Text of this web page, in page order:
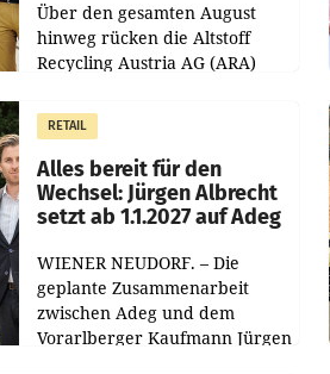
Über den gesamten August
hinweg rücken die Altstoff
Recycling Austria AG (ARA)
Müller die Initiative „Kreislauf-
Helden“ in allen
österreichischen Müller-Filialen
RETAIL
Alles bereit für den
Wechsel: Jürgen Albrecht
setzt ab 1.1.2027 auf Adeg
WIENER NEUDORF. – Die
geplante Zusammenarbeit
zwischen Adeg und dem
Vorarlberger Kaufmann Jürgen